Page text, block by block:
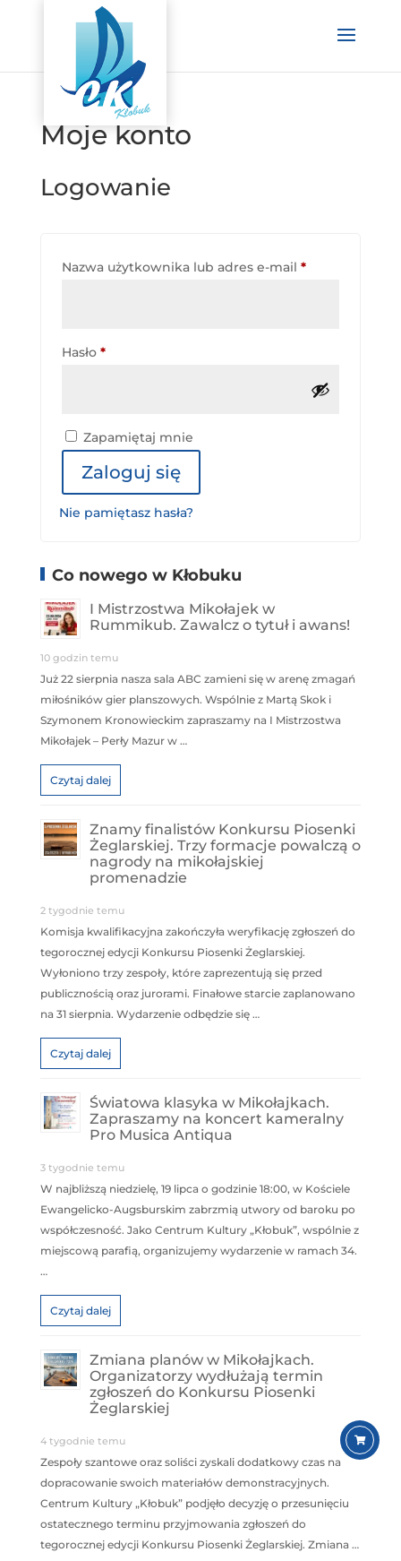
Moje konto
Logowanie
Nazwa użytkownika lub adres e-mail *Wymagane
Hasło *Wymagane
Zapamiętaj mnie
Zaloguj się
Nie pamiętasz hasła?
Co nowego w Kłobuku
I Mistrzostwa Mikołajek w
Rummikub. Zawalcz o tytuł i awans!
10 godzin temu
Już 22 sierpnia nasza sala ABC zamieni się w arenę zmagań
miłośników gier planszowych. Wspólnie z Martą Skok i
Szymonem Kronowieckim zapraszamy na I Mistrzostwa
Mikołajek – Perły Mazur w …
Czytaj dalej
Znamy finalistów Konkursu Piosenki
Żeglarskiej. Trzy formacje powalczą o
nagrody na mikołajskiej
promenadzie
2 tygodnie temu
Komisja kwalifikacyjna zakończyła weryfikację zgłoszeń do
tegorocznej edycji Konkursu Piosenki Żeglarskiej.
Wyłoniono trzy zespoły, które zaprezentują się przed
publicznością oraz jurorami. Finałowe starcie zaplanowano
na 31 sierpnia. Wydarzenie odbędzie się …
Czytaj dalej
Światowa klasyka w Mikołajkach.
Zapraszamy na koncert kameralny
Pro Musica Antiqua
3 tygodnie temu
W najbliższą niedzielę, 19 lipca o godzinie 18:00, w Kościele
Ewangelicko-Augsburskim zabrzmią utwory od baroku po
współczesność. Jako Centrum Kultury „Kłobuk”, wspólnie z
miejscową parafią, organizujemy wydarzenie w ramach 34.
…
Czytaj dalej
Zmiana planów w Mikołajkach.
Organizatorzy wydłużają termin
zgłoszeń do Konkursu Piosenki
Żeglarskiej
4 tygodnie temu
Zespoły szantowe oraz soliści zyskali dodatkowy czas na
dopracowanie swoich materiałów demonstracyjnych.
Centrum Kultury „Kłobuk” podjęło decyzję o przesunięciu
ostatecznego terminu przyjmowania zgłoszeń do
tegorocznej edycji Konkursu Piosenki Żeglarskiej. Zmiana …